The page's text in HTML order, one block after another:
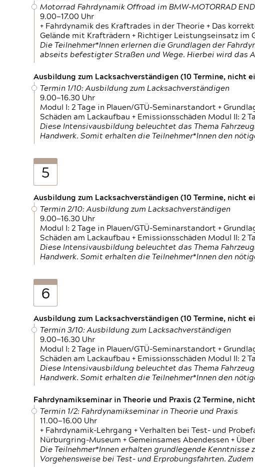
Motorrad Fahrdynamik Offroad im BMW-MOTORRAD
9.00—17.00 Uhr
+ Fahrdynamik des Kraftrades in der Theorie + Das
Gelände mit Krafträdern + Richtiger Leistungseinsatz im
Die Teilnehmer*Innen erlernen die Grundlagen der
abseits befestigter Straßen und Wege. Hierbei wird das
Ausbildung zum Lacksachverständigen (10 Termine, nicht
Termin 1/10: Ausbildung zum Lacksachverständigen
9.00—16.30 Uhr
Modul I: 2 Tage in Plauen/GTÜ-Seminarstandort +
Schäden am Lackaufbau + Emissionsschäden Modul II: 2
Diese Intensivausbildung beleuchtet das Thema
Handwerk. Somit erhalten die Teilnehmer*Innen den
5
Ausbildung zum Lacksachverständigen (10 Termine, nicht
Termin 2/10: Ausbildung zum Lacksachverständigen
9.00—16.30 Uhr
Modul I: 2 Tage in Plauen/GTÜ-Seminarstandort +
Schäden am Lackaufbau + Emissionsschäden Modul II: 2
Diese Intensivausbildung beleuchtet das Thema
Handwerk. Somit erhalten die Teilnehmer*Innen den
6
Ausbildung zum Lacksachverständigen (10 Termine, nicht
Termin 3/10: Ausbildung zum Lacksachverständigen
9.00—16.30 Uhr
Modul I: 2 Tage in Plauen/GTÜ-Seminarstandort +
Schäden am Lackaufbau + Emissionsschäden Modul II: 2
Diese Intensivausbildung beleuchtet das Thema
Handwerk. Somit erhalten die Teilnehmer*Innen den
Fahrdynamikseminar in Theorie und Praxis (2 Termine,
Termin 1/2: Fahrdynamikseminar in Theorie und Praxis
11.00—16.00 Uhr
+ Fahrdynamik-Lehrgang + Verhalten bei Test- und
Nürburgring-Museum + Gemeinsames Abendessen +
Die Teilnehmer*Innen erhalten grundlegende Kenntnisse
Vorgehensweise bei Test- und Erprobungsfahrten.